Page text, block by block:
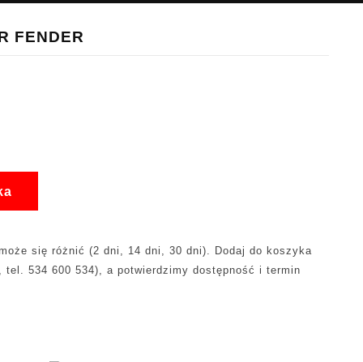
FENDER
się różnić (2 dni, 14 dni, 30 dni). Dodaj do koszyka
, tel. 534 600 534), a potwierdzimy dostępność i termin